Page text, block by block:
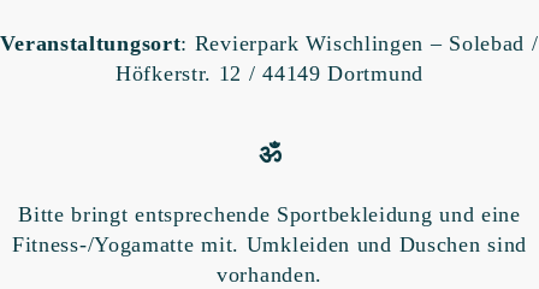
Veranstaltungsort: Revierpark Wischlingen – Solebad /
Höfkerstr. 12 / 44149 Dortmund
ॐ
Bitte bringt entsprechende Sportbekleidung und eine
Fitness-/Yogamatte mit. Umkleiden und Duschen sind
vorhanden.